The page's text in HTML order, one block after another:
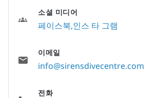
소셜 미디어
페이스북 인스 타 그램
이메일
info@sirensdivecentre.com
전화